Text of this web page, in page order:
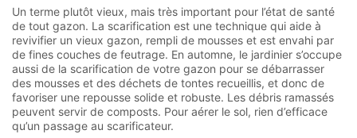
Un terme plutôt vieux, mais très important pour l’état de santé
de tout gazon. La scarification est une technique qui aide à
revivifier un vieux gazon, rempli de mousses et est envahi par
de fines couches de feutrage. En automne, le jardinier s’occupe
aussi de la scarification de votre gazon pour se débarrasser
des mousses et des déchets de tontes recueillis, et donc de
favoriser une repousse solide et robuste. Les débris ramassés
peuvent servir de composts. Pour aérer le sol, rien d’efficace
qu’un passage au scarificateur.